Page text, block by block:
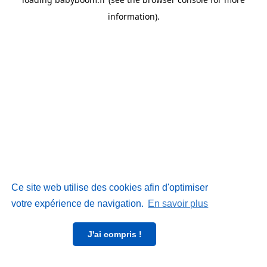
Ce site web utilise des cookies afin d'optimiser
votre expérience de navigation. En savoir plus
J'ai compris !
information).